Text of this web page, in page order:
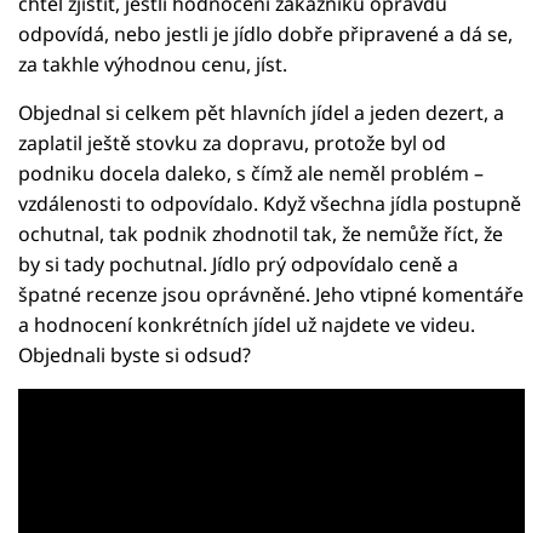
odpovídá, nebo jestli je jídlo dobře připravené a dá se,
za takhle výhodnou cenu, jíst.
Objednal si celkem pět hlavních jídel a jeden dezert, a
zaplatil ještě stovku za dopravu, protože byl od
podniku docela daleko, s čímž ale neměl problém –
vzdálenosti to odpovídalo. Když všechna jídla postupně
ochutnal, tak podnik zhodnotil tak, že nemůže říct, že
by si tady pochutnal. Jídlo prý odpovídalo ceně a
špatné recenze jsou oprávněné. Jeho vtipné komentáře
a hodnocení konkrétních jídel už najdete ve videu.
Objednali byste si odsud?